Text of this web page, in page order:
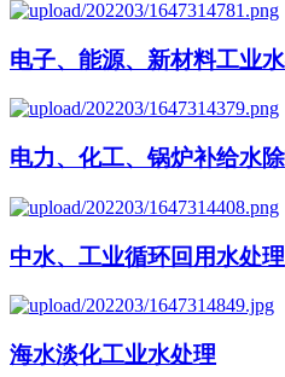
电子、能源、新材料工业
电力、化工、锅炉补给水
中水、工业循环回用水处理
海水淡化工业水处理